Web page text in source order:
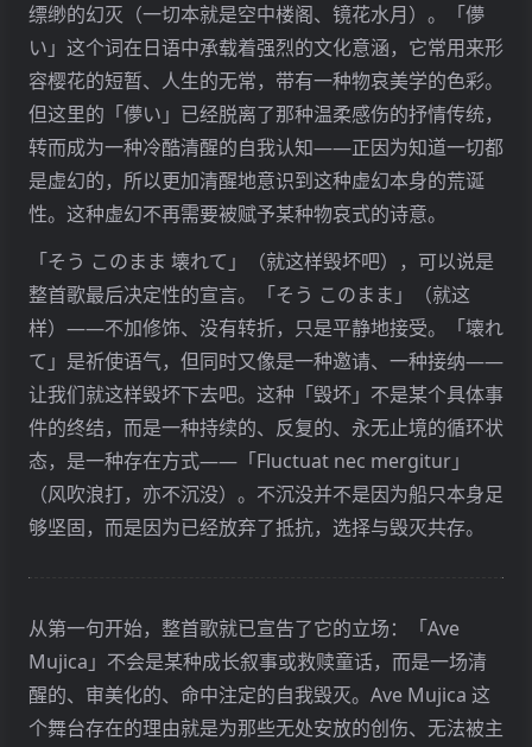
缥缈的幻灭（一切本就是空中楼阁、镜花水月）。「儚
い」这个词在日语中承载着强烈的文化意涵，它常用来形
容樱花的短暂、人生的无常，带有一种物哀美学的色彩。
但这里的「儚い」已经脱离了那种温柔感伤的抒情传统，
转而成为一种冷酷清醒的自我认知——正因为知道一切都
是虚幻的，所以更加清醒地意识到这种虚幻本身的荒诞
性。这种虚幻不再需要被赋予某种物哀式的诗意。
「そう このまま 壊れて」（就这样毁坏吧），可以说是
整首歌最后决定性的宣言。「そう このまま」（就这
样）——不加修饰、没有转折，只是平静地接受。「壊れ
て」是祈使语气，但同时又像是一种邀请、一种接纳——
让我们就这样毁坏下去吧。这种「毁坏」不是某个具体事
件的终结，而是一种持续的、反复的、永无止境的循环状
态，是一种存在方式——「Fluctuat nec mergitur」
（风吹浪打，亦不沉没）。不沉没并不是因为船只本身足
够坚固，而是因为已经放弃了抵抗，选择与毁灭共存。
从第一句开始，整首歌就已宣告了它的立场：「Ave
Mujica」不会是某种成长叙事或救赎童话，而是一场清
醒的、审美化的、命中注定的自我毁灭。Ave Mujica 这
个舞台存在的理由就是为那些无处安放的创伤、无法被主